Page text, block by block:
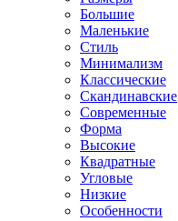
Большие
Маленькие
Стиль
Минимализм
Классические
Скандинавские
Современные
Форма
Высокие
Квадратные
Угловые
Низкие
Особенности